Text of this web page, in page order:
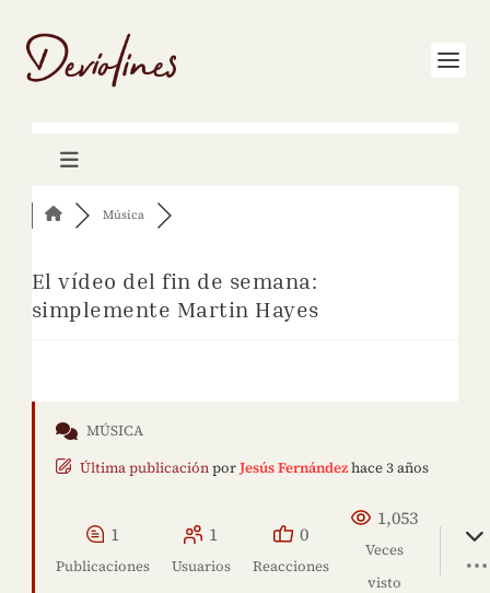
Música
El vídeo del fin de semana:
simplemente Martin Hayes
MÚSICA
Última publicaciónporJesús Fernándezhace 3 años
1
Publicaciones
1
Usuarios
0
Reacciones
1,053
Veces
visto